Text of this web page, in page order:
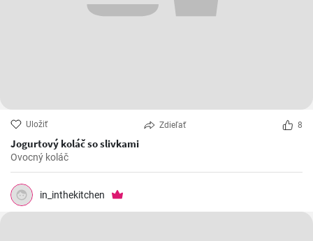
Uložiť Zdieľať 8
Jogurtový koláč so slivkami
Ovocný koláč
in_inthekitchen